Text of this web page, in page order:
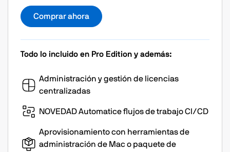
Comprar ahora
Todo lo incluido en Pro Edition y además:
Administración y gestión de licencias
centralizadas
NOVEDAD Automatice flujos de trabajo CI/CD
Aprovisionamiento con herramientas de
administración de Mac o paquete de